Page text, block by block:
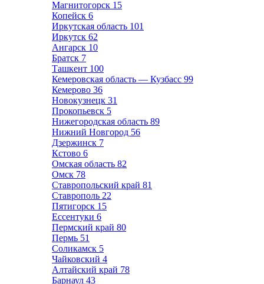
Магнитогорск 15
Копейск 6
Иркутская область 101
Иркутск 62
Ангарск 10
Братск 7
Ташкент 100
Кемеровская область — Кузбасс 99
Кемерово 36
Новокузнецк 31
Прокопьевск 5
Нижегородская область 89
Нижний Новгород 56
Дзержинск 7
Кстово 6
Омская область 82
Омск 78
Ставропольский край 81
Ставрополь 22
Пятигорск 15
Ессентуки 6
Пермский край 80
Пермь 51
Соликамск 5
Чайковский 4
Алтайский край 78
Барнаул 43